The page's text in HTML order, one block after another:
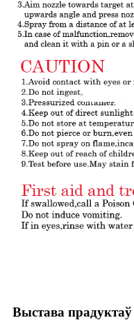
Выстава прадуктаў